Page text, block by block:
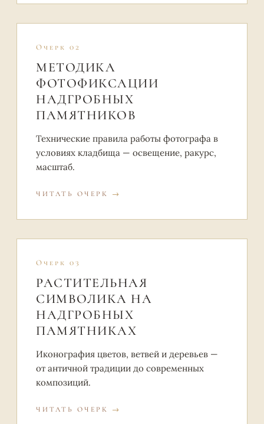
Очерк 02
МЕТОДИКА
ФОТОФИКСАЦИИ
НАДГРОБНЫХ
ПАМЯТНИКОВ
Технические правила работы фотографа в
условиях кладбища — освещение, ракурс,
масштаб.
ЧИТАТЬ ОЧЕРК
Очерк 03
РАСТИТЕЛЬНАЯ
СИМВОЛИКА НА
НАДГРОБНЫХ
ПАМЯТНИКАХ
Иконография цветов, ветвей и деревьев —
от античной традиции до современных
композиций.
ЧИТАТЬ ОЧЕРК